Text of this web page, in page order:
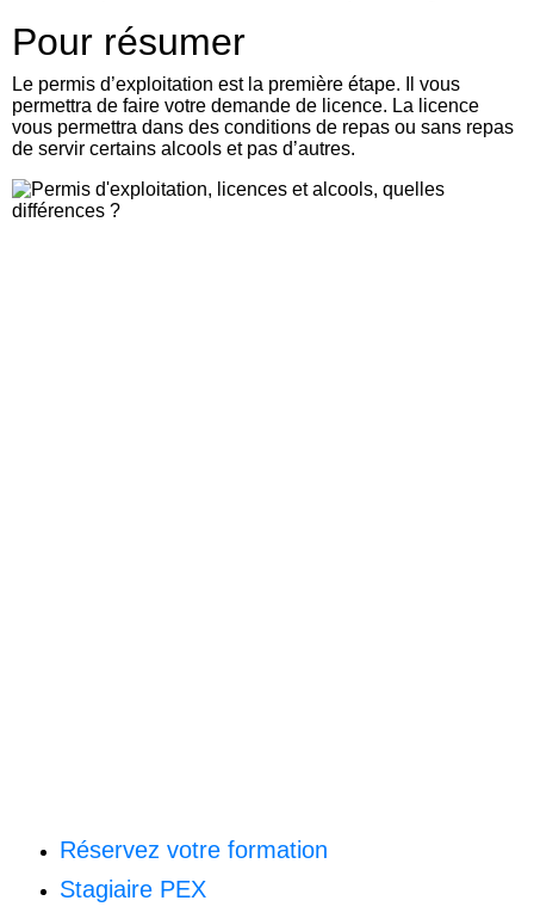
Pour résumer
Le permis d’exploitation est la première étape. Il vous
permettra de faire votre demande de licence. La licence
vous permettra dans des conditions de repas ou sans repas
de servir certains alcools et pas d’autres.
Réservez votre formation
Stagiaire PEX